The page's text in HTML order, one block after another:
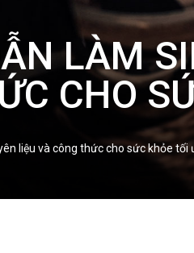
LÀM
CHO
liệu và công thức cho sức khỏe